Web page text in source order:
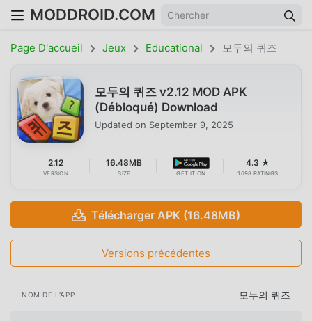
MODDROID.COM
Page D'accueil Jeux Educational 모두의 퀴즈
모두의 퀴즈 v2.12 MOD APK
(Débloqué) Download
Updated on September 9, 2025
2.12
VERSION
16.48MB
SIZE GET IT ON
4.3 ★
1698 RATINGS
Télécharger APK (16.48MB)
Versions précédentes
NOM DE L'APP 모두의 퀴즈